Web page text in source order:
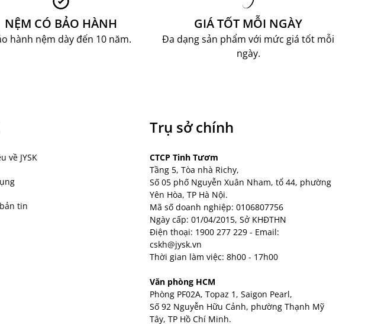
NỆM CÓ BẢO HÀNH
hành nệm dày đến 10 năm.
GIÁ TỐT MỖI NGÀY
Đa dạng sản phẩm với mức giá tốt mỗi
ngày.
về JYSK
tin
Trụ sở chính
CTCP Tinh Tươm
Tầng 5, Tòa nhà Richy,
Số 05 phố Nguyễn Xuân Nham, tổ 44, phường
Yên Hòa, TP Hà Nội.
Mã số doanh nghiệp: 0106807756
Ngày cấp: 01/04/2015, Sở KHĐTHN
Điện thoại: 1900 277 229- Email:
cskh@jysk.vn
Thời gian làm việc: 8h00 - 17h00
Văn phòng HCM
Phòng PF02A, Topaz 1, Saigon Pearl,
Số 92 Nguyễn Hữu Cảnh, phường Thạnh Mỹ
Tây, TP Hồ Chí Minh.